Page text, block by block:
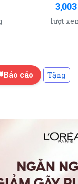
3,003
lượt
Báo cáo Tặng